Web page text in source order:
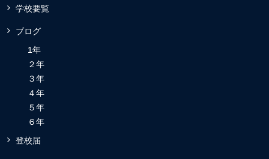
学校要覧
ブログ
1年
２年
３年
４年
５年
６年
登校届